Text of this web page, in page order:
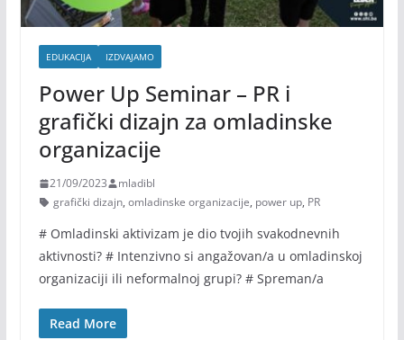
EDUKACIJA IZDVAJAMO
Power Up Seminar – PR i
grafički dizajn za omladinske
organizacije
21/09/2023
mladibl
grafički dizajn, omladinske organizacije, power up, PR
# Omladinski aktivizam je dio tvojih svakodnevnih
aktivnosti? # Intenzivno si angažovan/a u omladinskoj
organizaciji ili neformalnoj grupi? # Spreman/a
Read More